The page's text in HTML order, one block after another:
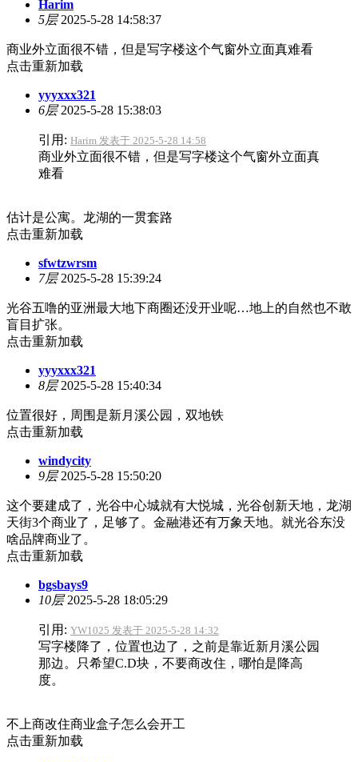
Harim
5层2025-5-28 14:58:37
商业外立面很不错，但是写字楼这个气窗外立面真难看
点击重新加载
yyyxxx321
6层2025-5-28 15:38:03
引用: Harim 发表于 2025-5-28 14:58
商业外立面很不错，但是写字楼这个气窗外立面真
难看
估计是公寓。龙湖的一贯套路
点击重新加载
sfwtzwrsm
7层2025-5-28 15:39:24
光谷五噜的亚洲最大地下商圈还没开业呢…地上的自然也不敢
盲目扩张。
点击重新加载
yyyxxx321
8层2025-5-28 15:40:34
位置很好，周围是新月溪公园，双地铁
点击重新加载
windycity
9层2025-5-28 15:50:20
这个要建成了，光谷中心城就有大悦城，光谷创新天地，龙湖
天街3个商业了，足够了。金融港还有万象天地。就光谷东没
啥品牌商业了。
点击重新加载
bgsbays9
10层2025-5-28 18:05:29
引用: YW1025 发表于 2025-5-28 14:32
写字楼降了，位置也边了，之前是靠近新月溪公园
那边。只希望C.D块，不要商改住，哪怕是降高
度。
不上商改住商业盒子怎么会开工
点击重新加载